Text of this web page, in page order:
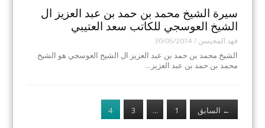
سيرة الشيخ محمد بن حمد بن عبد العزيز ال
الشيخ العوسجي للكاتب سعد العتيبي
فهد المحيسن /
30/05/2014
الشيخ محمد بن حمد بن عبد العزيز ال الشيخ العوسجي هو الشيخ
محمد بن حمد بن عبد العزيز…
← السابق 1
…
3
4